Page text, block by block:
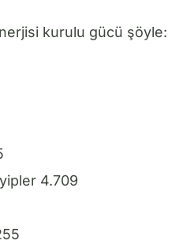
kurulu gücü şöyle:
4.709